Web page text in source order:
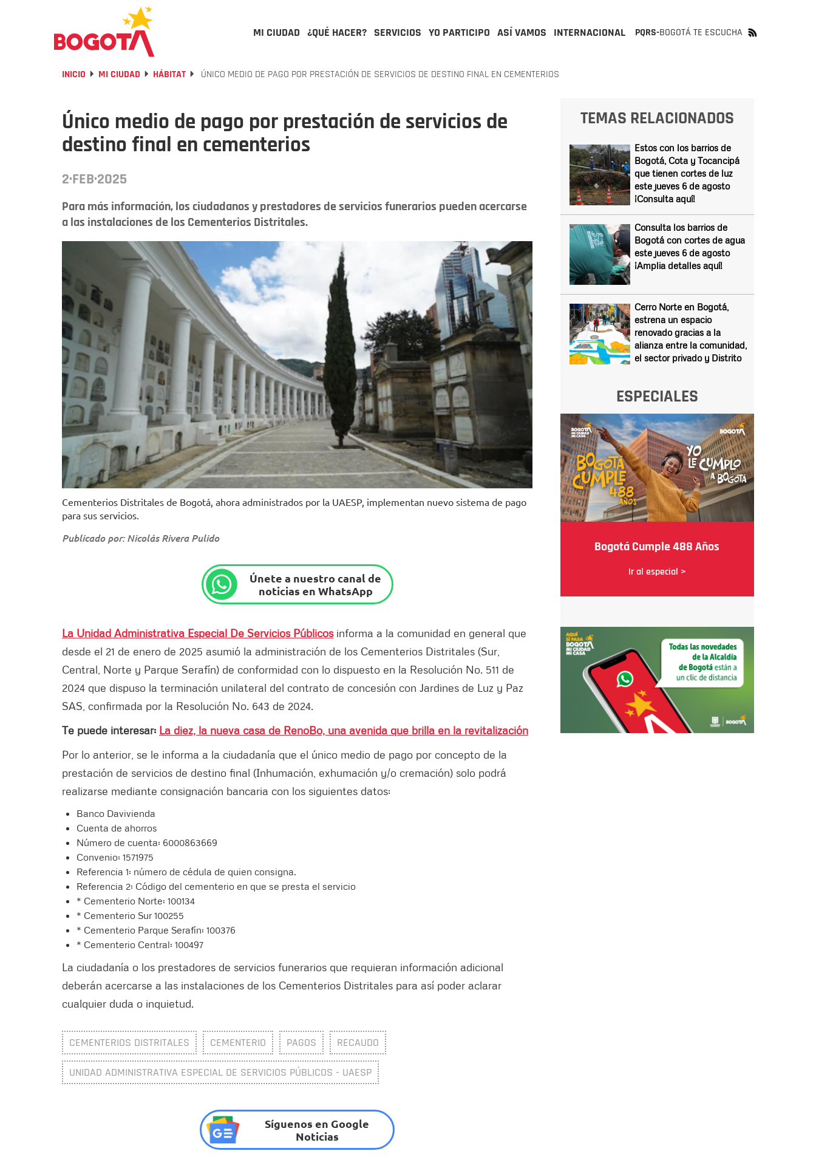
MI CIUDAD ¿QUÉ HACER? SERVICIOS YO PARTICIPO ASÍ VAMOS INTERNACIONAL PQRS-BOGOTÁ TE ESCUCHA
INICIO MI CIUDAD HÁBITAT ÚNICO MEDIO DE PAGO POR PRESTACIÓN DE SERVICIOS DE DESTINO FINAL EN CEMENTERIOS
Único medio de pago por prestación de servicios de
destino final en cementerios
2·FEB·2025
Para más información, los ciudadanos y prestadores de servicios funerarios pueden acercarse
a las instalaciones de los Cementerios Distritales.
Fotos: UAESP
Cementerios Distritales de Bogotá, ahora administrados por la UAESP, implementan nuevo sistema de pago
para sus servicios.
Publicado por: Nicolás Rivera Pulido
Únete a nuestro canal de
noticias en WhatsApp
La Unidad Administrativa Especial De Servicios Públicosinforma a la comunidad en general que
desde el 21 de enero de 2025 asumió la administración de los Cementerios Distritales (Sur,
Central, Norte y Parque Serafín) de conformidad con lo dispuesto en la Resolución No. 511 de
2024 que dispuso la terminación unilateral del contrato de concesión con Jardines de Luz y Paz
SAS, confirmada por la Resolución No. 643 de 2024.
Te puede interesar: La diez, la nueva casa de RenoBo, una avenida que brilla en la revitalización
Por lo anterior, se le informa a la ciudadanía que el único medio de pago por concepto de la
prestación de servicios de destino final (Inhumación, exhumación y/o cremación) solo podrá
realizarse mediante consignación bancaria con los siguientes datos:
Banco Davivienda
Cuenta de ahorros
Número de cuenta: 6000863669
Convenio: 1571975
Referencia 1: número de cédula de quien consigna.
Referencia 2: Código del cementerio en que se presta el servicio
* Cementerio Norte: 100134
* Cementerio Sur 100255
* ⁠Cementerio Parque Serafín: 100376
* ⁠Cementerio Central: 100497
La ciudadanía o los prestadores de servicios funerarios que requieran información adicional
deberán acercarse a las instalaciones de los Cementerios Distritales para así poder aclarar
cualquier duda o inquietud.
CEMENTERIOS DISTRITALES CEMENTERIO PAGOS RECAUDO
UNIDAD ADMINISTRATIVA ESPECIAL DE SERVICIOS PÚBLICOS - UAESP
Síguenos en Google
Noticias
TEMAS RELACIONADOS
Estos con los barrios de
Bogotá, Cota y Tocancipá
que tienen cortes de luz
este jueves 6 de agosto
¡Consulta aquí!
Consulta los barrios de
Bogotá con cortes de agua
este jueves 6 de agosto
¡Amplia detalles aquí!
Cerro Norte en Bogotá,
estrena un espacio
renovado gracias a la
alianza entre la comunidad,
el sector privado y Distrito
ESPECIALES
Bogotá Cumple 488 Años
Ir al especial >